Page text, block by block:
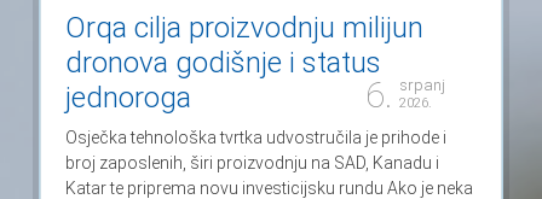
6. srpanj
2026.
Orqa cilja proizvodnju milijun
dronova godišnje i status
jednoroga
Osječka tehnološka tvrtka udvostručila je prihode i
broj zaposlenih, širi proizvodnju na SAD, Kanadu i
Katar te priprema novu investicijsku rundu Ako je neka